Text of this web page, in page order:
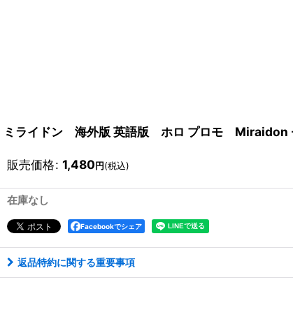
ミライドン 海外版 英語版 ホロ プロモ
販売価格: 1,480円(税込)
在庫なし
Facebookでシェア
返品特約に関する重要事項